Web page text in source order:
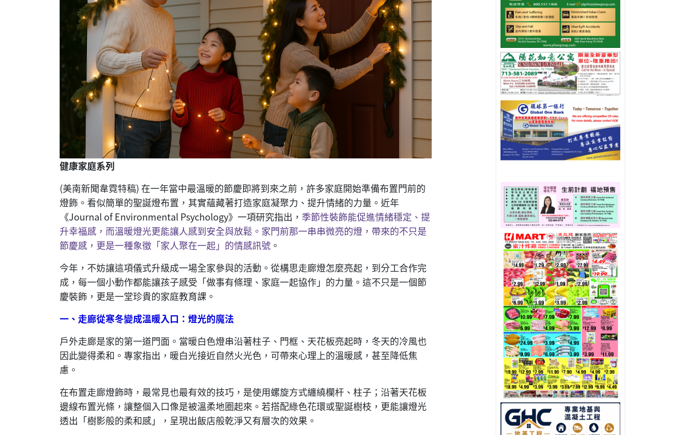
健康家庭系列
(美南新聞韋霓特稿) 在一年當中最溫暖的節慶即將到來之前，許多家庭開始準備布置門前的
燈飾。看似簡單的聖誕燈布置，其實蘊藏著打造家庭凝聚力、提升情緒的力量。近年
《Journal of Environmental Psychology》一項研究指出， 季節性裝飾能促進情緒穩定、提
升幸福感，而溫暖燈光更能讓人感到安全與放鬆。家門前那一串串微亮的燈，帶來的不只是
節慶感，更是一種象徵「家人聚在一起」的情感訊號 。
今年，不妨讓這項儀式升級成一場全家參與的活動。從構思走廊燈怎麼亮起，到分工合作完
成，每一個小動作都能讓孩子感受「做事有條理、家庭一起協作」的力量。這不只是一個節
慶裝飾，更是一堂珍貴的家庭教育課。
一、走廊從寒冬變成溫暖入口：燈光的魔法
戶外走廊是家的第一道門面。當暖白色燈串沿著柱子、門框、天花板亮起時，冬天的冷風也
因此變得柔和。專家指出，暖白光接近自然火光色，可帶來心理上的溫暖感，甚至降低焦
慮。
在布置走廊燈飾時，最常見也最有效的技巧，是使用螺旋方式纏繞欄杆、柱子；沿著天花板
邊線布置光條，讓整個入口像是被溫柔地圈起來。若搭配綠色花環或聖誕樹枝，更能讓燈光
透出「樹影般的柔和感」，呈現出飯店般乾淨又有層次的效果。